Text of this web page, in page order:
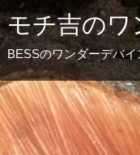
モチ吉のワ
BESSのワンダーデバ